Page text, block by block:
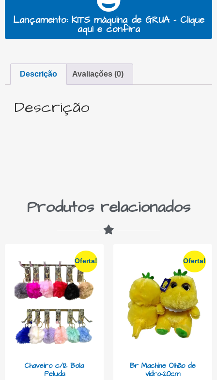
Lançamento: KITS máquina de GRUA - Clique
aqui e confira
Descrição Avaliações (0)
Descrição
Produtos relacionados
Oferta!
Chaveiro c/12 Bola
Peluda
Oferta!
Br Machine Olhão de
vidro-20cm